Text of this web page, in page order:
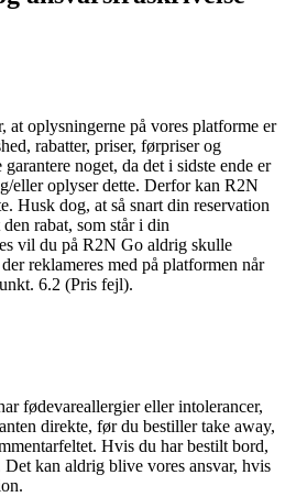
at oplysningerne på vores platforme er
rabatter, priser, førpriser og
noget, da det i sidste ende er
eller oplyser dette. Derfor kan R2N
Husk dog, at så snart din reservation
rabat, som står i din
vil du på R2N Go aldrig skulle
reklameres med på platformen når
6.2 (Pris fejl).
fødevareallergier eller intolerancer,
direkte, før du bestiller take away,
Hvis du har bestilt bord,
Det kan aldrig blive vores ansvar, hvis